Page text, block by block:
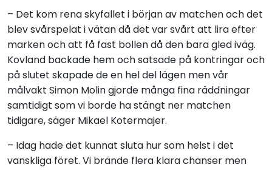
– Det kom rena skyfallet i början av matchen och det
blev svårspelat i vätan då det var svårt att lira efter
marken och att få fast bollen då den bara gled iväg.
Kovland backade hem och satsade på kontringar och
på slutet skapade de en hel del lägen men vår
målvakt Simon Molin gjorde många fina räddningar
samtidigt som vi borde ha stängt ner matchen
tidigare, säger Mikael Kotermajer.
– Idag hade det kunnat sluta hur som helst i det
vanskliga föret. Vi brände flera klara chanser men